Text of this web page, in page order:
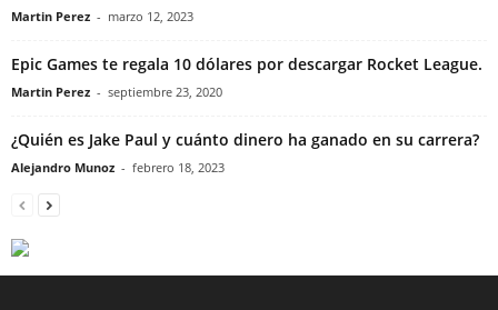
Martin Perez - marzo 12, 2023
Epic Games te regala 10 dólares por descargar Rocket League.
Martin Perez - septiembre 23, 2020
¿Quién es Jake Paul y cuánto dinero ha ganado en su carrera?
Alejandro Munoz - febrero 18, 2023